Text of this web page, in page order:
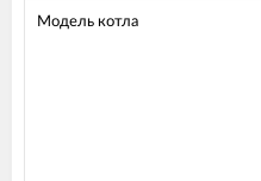
Модель котла